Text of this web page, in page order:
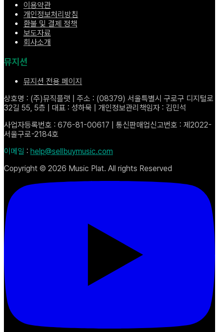
이용약관
개인정보처리방침
환불 및 결제 정책
보도자료
회사소개
뮤지션
뮤지션 전용 페이지
상호명 : (주)뮤직플랫 | 주소 : (08379) 서울특별시 구로구 디지털로
32길 55, 5층 | 대표 : 성하묵 | 개인정보관리책임자 : 김민석
사업자등록번호 : 676-81-00617 | 통신판매업신고번호 : 제2022-
서울구로-2184호
이메일 : help@sellbuymusic.com
Copyright © 2026 Music Plat. All rights Reserved